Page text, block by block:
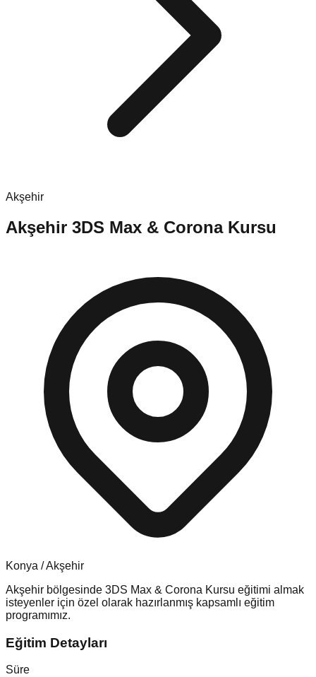
Akşehir
Akşehir 3DS Max & Corona Kursu
Konya /Akşehir
Akşehir bölgesinde 3DS Max & Corona Kursu eğitimi almak
isteyenler için özel olarak hazırlanmış kapsamlı eğitim
programımız.
Eğitim Detayları
Süre